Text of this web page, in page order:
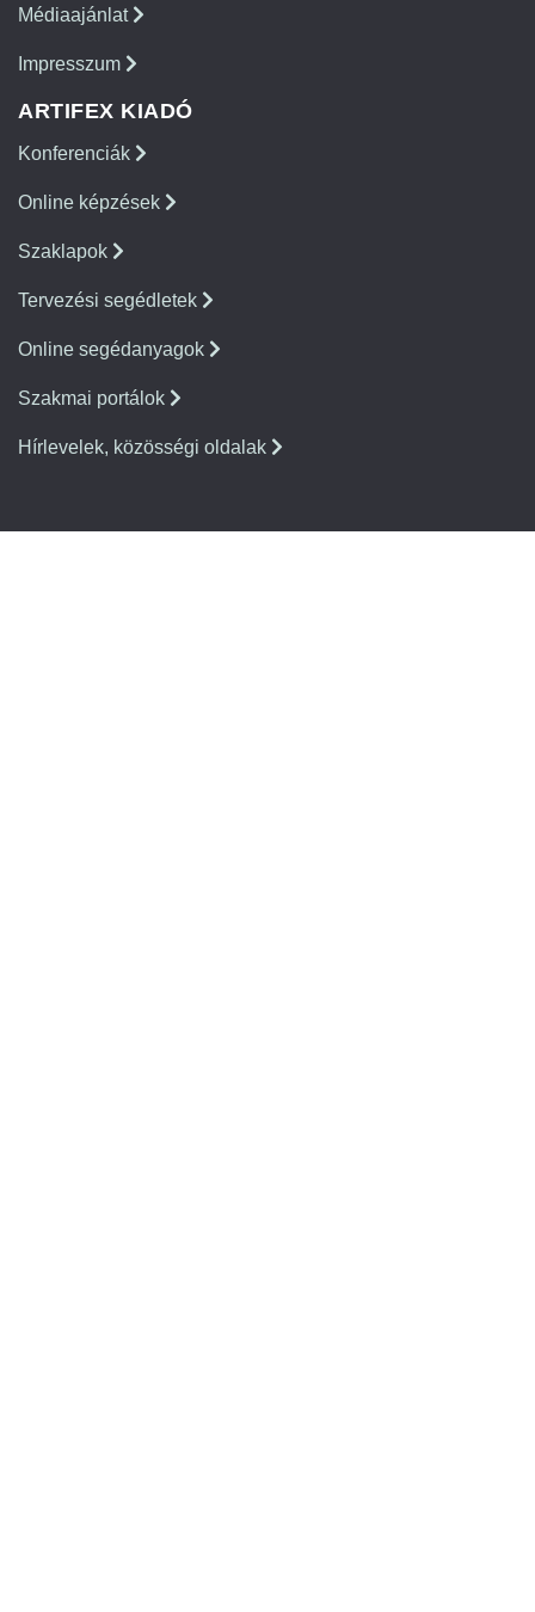
Médiaajánlat
Impresszum
ARTIFEX KIADÓ
Konferenciák
Online képzések
Szaklapok
Tervezési segédletek
Online segédanyagok
Szakmai portálok
Hírlevelek, közösségi oldalak